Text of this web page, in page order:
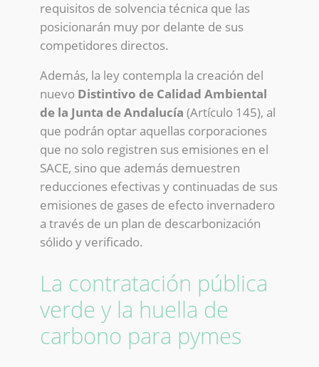
requisitos de solvencia técnica que las
posicionarán muy por delante de sus
competidores directos.
Además, la ley contempla la creación del
nuevo Distintivo de Calidad Ambiental
de la Junta de Andalucía (Artículo 145), al
que podrán optar aquellas corporaciones
que no solo registren sus emisiones en el
SACE, sino que además demuestren
reducciones efectivas y continuadas de sus
emisiones de gases de efecto invernadero
a través de un plan de descarbonización
sólido y verificado.
La contratación pública
verde y la huella de
carbono para pymes